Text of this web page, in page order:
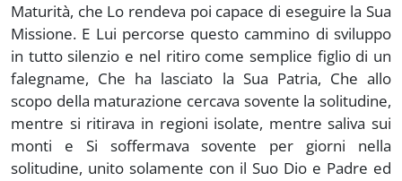
Maturità, che Lo rendeva poi capace di eseguire la Sua
Missione. E Lui percorse questo cammino di sviluppo
in tutto silenzio e nel ritiro come semplice figlio di un
falegname, Che ha lasciato la Sua Patria, Che allo
scopo della maturazione cercava sovente la solitudine,
mentre si ritirava in regioni isolate, mentre saliva sui
monti e Si soffermava sovente per giorni nella
solitudine, unito solamente con il Suo Dio e Padre ed